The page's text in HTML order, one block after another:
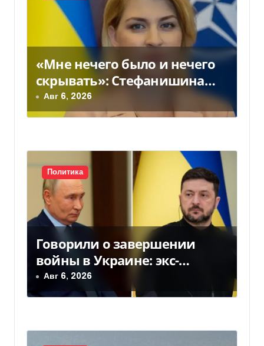
о
з
а
и
с
я
м
«Мне нечего было и нечего
скрывать»: Стефанишина
прокомментировала новое
подозрение
Авг 6, 2026
Политика
Говорили о завершении
войны в Украине: экс-
чиновники ЕС и РФ провели
тайные переговоры, — СМИ
Авг 6, 2026